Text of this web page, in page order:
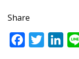
Share